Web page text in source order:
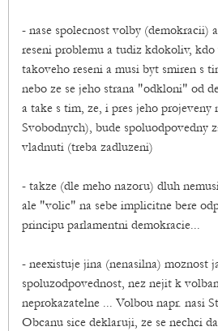
- nase spolecnost volby (demokracii)
reseni problemu a tudiz kdokoliv,
takoveho reseni a musi byt smiren s
nebo ze se jeho strana "odkloni" od
a take s tim, ze, i pres jeho projeveny
Svobodnych), bude spoluodpovedny
vladnuti (treba zadluzeni)
- takze (dle meho nazoru) dluh
ale "volic" na sebe implicitne bere
principu parlamentni demokracie...
- neexistuje jina (nenasilna) moznost
spoluzodpovednost, nez nejit k
neprokazatelne ... Volbou napr. nasi
Obcanu sice deklaruji, ze se nechci